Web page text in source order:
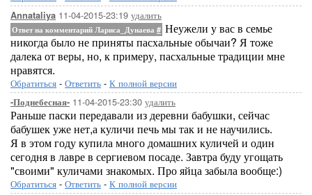
Annataliya 11-04-2015-23:19 удалить
Ответ на комментарий Лариса_Дунаева # Неужели у вас в семье
никогда было не приняты пасхальные обычаи? Я тоже
далека от веры, но, к примеру, пасхальные традиции мне
нравятся.
Обратиться - Ответить - К полной версии
-Поднебесная- 11-04-2015-23:30 удалить
Раньше паски передавали из деревни бабушки, сейчас
бабушек уже нет,а куличи печь мы так и не научились.
Я в этом году купила много домашних куличей и один
сегодня в лавре в сергиевом посаде. Завтра буду угощать
"своими" куличами знакомых. Про яйца забыла вообще:)
Обратиться - Ответить - К полной версии